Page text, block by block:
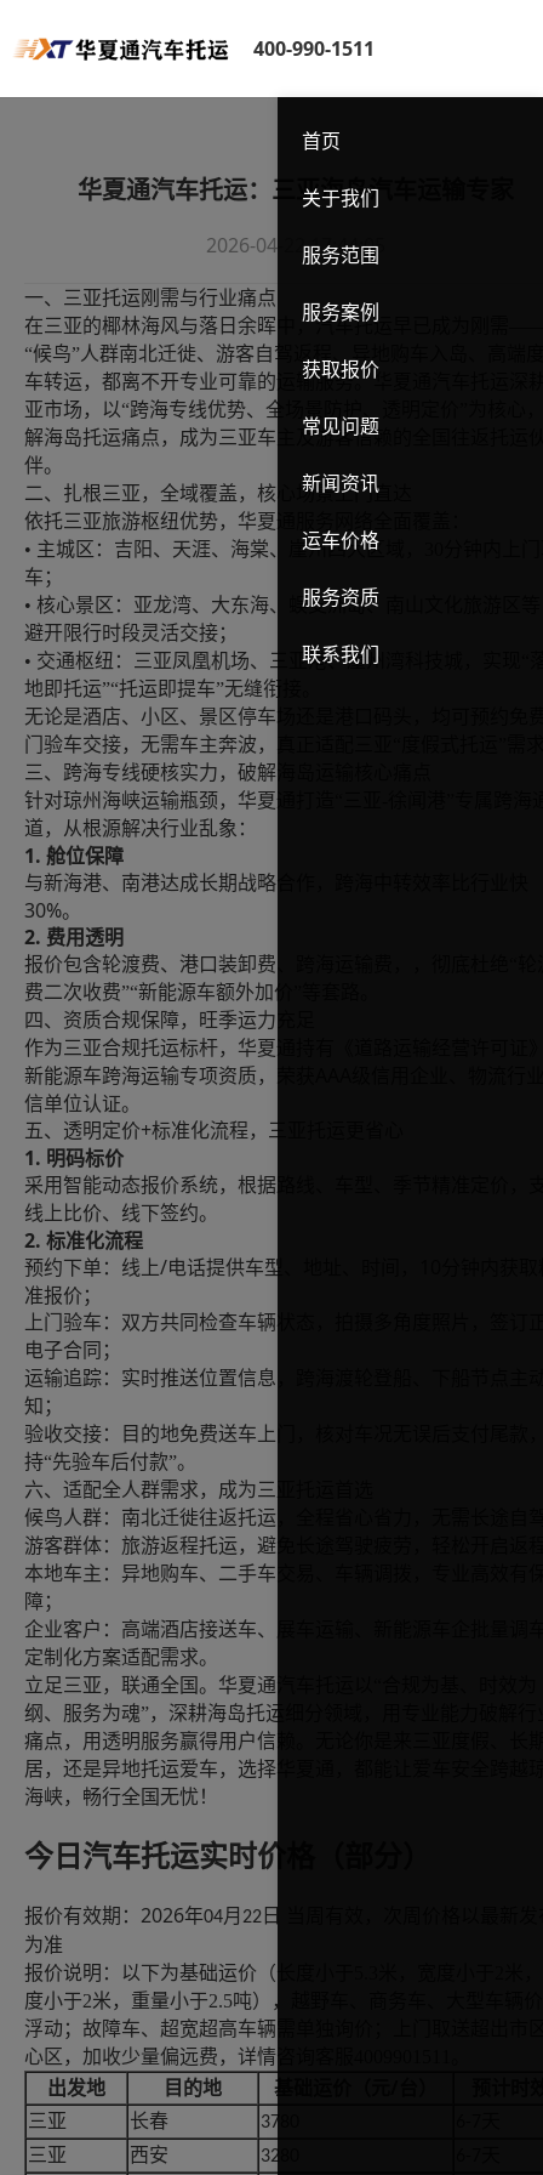
400-990-1511
首页
关于我们
服务范围
服务案例
获取报价
常见问题
新闻资讯
运车价格
服务资质
联系我们
华夏通汽车托运：三亚海岛汽车运输专家
2026-04-22 17:44:05
一、三亚托运刚需与行业痛点
在三亚的椰林海风与落日余晖中，汽车托运早已成为刚需
“候鸟”人群南北迁徙、游客自驾返程、异地购车入岛、高端
车转运，都离不开专业可靠的运输服务。华夏通汽车托运深
亚市场，以“跨海专线优势、全场景防护、透明定价”为核心
解海岛托运痛点，成为三亚车主及游客信赖的全国往返托运
伴。
二、扎根三亚，全域覆盖，核心场景上门直达
依托三亚旅游枢纽优势，华夏通服务网络全面覆盖：
• 主城区：吉阳、天涯、海棠、崖州四大区域，30分钟内上
车；
• 核心景区：亚龙湾、大东海、蜈支洲岛、南山文化旅游区
避开限行时段灵活交接；
• 交通枢纽：三亚凤凰机场、三亚港、崖州湾科技城，实现“
地即托运”“托运即提车”无缝衔接。
无论是酒店、小区、景区停车场还是港口码头，均可预约免
门验车交接，无需车主奔波，真正适配三亚
三、跨海专线硬核实力，破解海岛运输核心痛点
针对琼州海峡运输瓶颈，华夏通打造
道，从根源解决行业乱象：
1. 舱位保障
与新海港、南港达成长期战略合作，跨海中转效率比行业快
30%。
2. 费用透明
报价包含轮渡费、港口装卸费、跨海运输费，，彻底杜绝
费二次收费”“新能源车额外加价”等套路。
四、资质合规保障，旺季运力充足
作为三亚合规托运标杆，华夏通持有《道路运输经营许可证
新能源车跨海运输专项资质，荣获
信单位认证。
五、透明定价+标准化流程，三亚托运更省心
1. 明码标价
采用智能动态报价系统，根据路线、车型、季节精准定价
线上比价、线下签约。
2. 标准化流程
预约下单：线上/电话提供车型、地址、时间，10分钟内获取
准报价；
上门验车：双方共同检查车辆状态，拍摄多角度照片，签订
电子合同；
运输追踪：实时推送位置信息，跨海渡轮登船、下船节点主
知；
验收交接：目的地免费送车上门，核对车况无误后支付尾款
持“先验车后付款”。
六、适配全人群需求，成为三亚托运首选
候鸟人群：南北迁徙往返托运，全程省心省力，无需长途自
游客群体：旅游返程托运，避免长途驾驶疲劳，轻松开启返
本地车主：异地购车、二手车交易、车辆调拨，专业高效有
障；
企业客户：高端酒店接送车、展车运输、新能源车企批量调
定制化方案适配需求。
立足三亚，联通全国。华夏通汽车托运以
纲、服务为魂”，深耕海岛托运细分领域，用专业能力破解行
痛点，用透明服务赢得用户信赖。无论你是来三亚度假、长
居，还是异地托运爱车，选择华夏通，都能让爱车安全跨越
海峡，畅行全国无忧！
今日汽车托运实时价格
报价有效期： 2026年04月 22 日
为准
报价说明：以下为基础运价 （长度小于
度小于2米，重量小于2.5吨）
，
浮动 ；故障车、超宽超高车辆需单独询价；上门取送超出市
心区，加收少量偏远费，详情咨询客服
出发地
目的地 基础运价（元
三亚
长春 3780
三亚
西安 3280